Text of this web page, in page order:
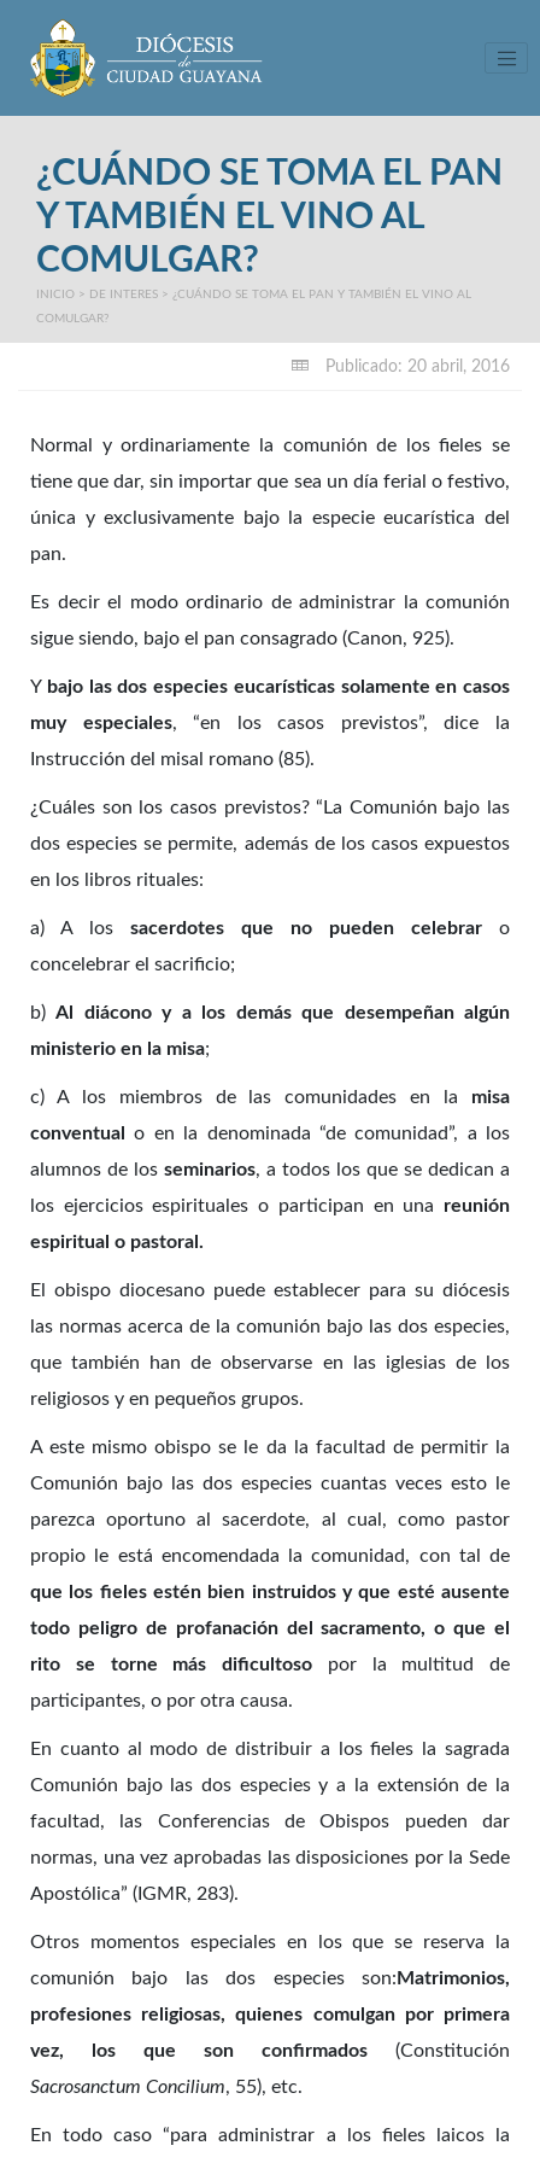
¿CUÁNDO SE TOMA EL PAN
Y TAMBIÉN EL VINO AL
COMULGAR?
INICIO > DE INTERES > ¿CUÁNDO SE TOMA EL PAN Y TAMBIÉN EL VINO AL
COMULGAR?
Publicado: 20 abril, 2016
Normal y ordinariamente la comunión de los fieles se
tiene que dar, sin importar que sea un día ferial o festivo,
única y exclusivamente bajo la especie eucarística del
pan.
Es decir el modo ordinario de administrar la comunión
sigue siendo, bajo el pan consagrado (Canon, 925).
Y bajo las dos especies eucarísticas solamente en casos
muy especiales, “en los casos previstos”, dice la
Instrucción del misal romano (85).
¿Cuáles son los casos previstos? “La Comunión bajo las
dos especies se permite, además de los casos expuestos
en los libros rituales:
a) A los sacerdotes que no pueden celebrar o
concelebrar el sacrificio;
b)Al diácono y a los demás que desempeñan algún
ministerio en la misa;
c) A los miembros de las comunidades en la misa
conventual
o en la denominada “de comunidad”, a los
alumnos de los seminarios, a todos los que se dedican a
los ejercicios espirituales o participan en una reunión
espiritual o pastoral.
El obispo diocesano puede establecer para su diócesis
las normas acerca de la comunión bajo las dos especies,
que también han de observarse en las iglesias de los
religiosos y en pequeños grupos.
A este mismo obispo se le da la facultad de permitir la
Comunión bajo las dos especies cuantas veces esto le
parezca oportuno al sacerdote, al cual, como pastor
propio le está encomendada la comunidad, con tal de
que los fieles estén bien instruidos y que esté ausente
todo peligro de profanación del sacramento, o que el
rito se torne más dificultoso por la multitud de
participantes, o por otra causa.
En cuanto al modo de distribuir a los fieles la sagrada
Comunión bajo las dos especies y a la extensión de la
facultad, las Conferencias de Obispos pueden dar
normas, una vez aprobadas las disposiciones por la Sede
Apostólica” (IGMR, 283).
Otros momentos especiales en los que se reserva la
comunión bajo las dos especies son: Matrimonios,
profesiones religiosas, quienes comulgan por primera
vez, los que son confirmados (Constitución
Sacrosanctum Concilium, 55), etc.
En todo caso “para administrar a los fieles laicos la